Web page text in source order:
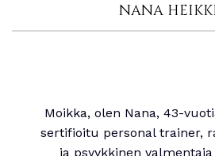
NANA
Moikka, olen Nana, 43-
sertifioitu personal trainer,
ja psyykkinen